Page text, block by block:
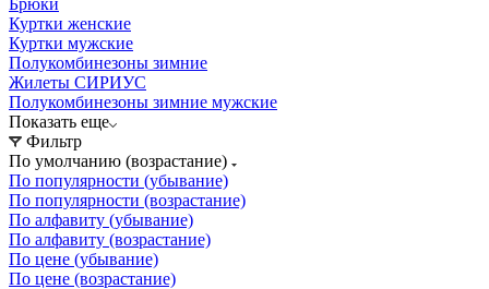
Куртки женские
Куртки мужские
Полукомбинезоны зимние
Жилеты СИРИУС
Полукомбинезоны зимние мужские
Показать еще
Фильтр
По умолчанию (возрастание)
По популярности (убывание)
По популярности (возрастание)
По алфавиту (убывание)
По алфавиту (возрастание)
По цене (убывание)
По цене (возрастание)